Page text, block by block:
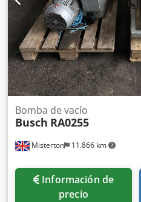
Misterton 11.866 km
Bomba de vacío
Busch RA0255
Información de
precio